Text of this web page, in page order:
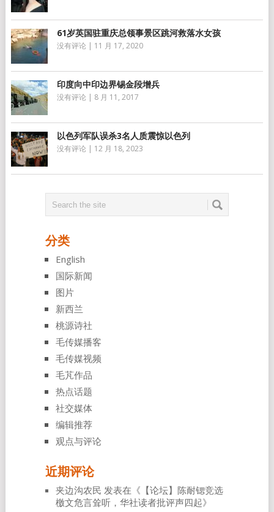
61岁英国驻重庆总领事景区跳河救落水女孩
没有评论 | 11 月 17, 2020
印度向中印边界锡金段增兵
没有评论 | 8 月 11, 2017
以色列军队误杀3名人质震惊以色列
没有评论 | 12 月 18, 2023
分类
English
国际新闻
图片
新西兰
桃源诗社
毛传媒播客
毛传媒视频
毛芃作品
热点话题
社交媒体
编辑推荐
观点与评论
近期评论
夹边沟农民 发表在《 【论坛】陈耐锶竞选
檄文危言耸听，华社读者批评声四起》